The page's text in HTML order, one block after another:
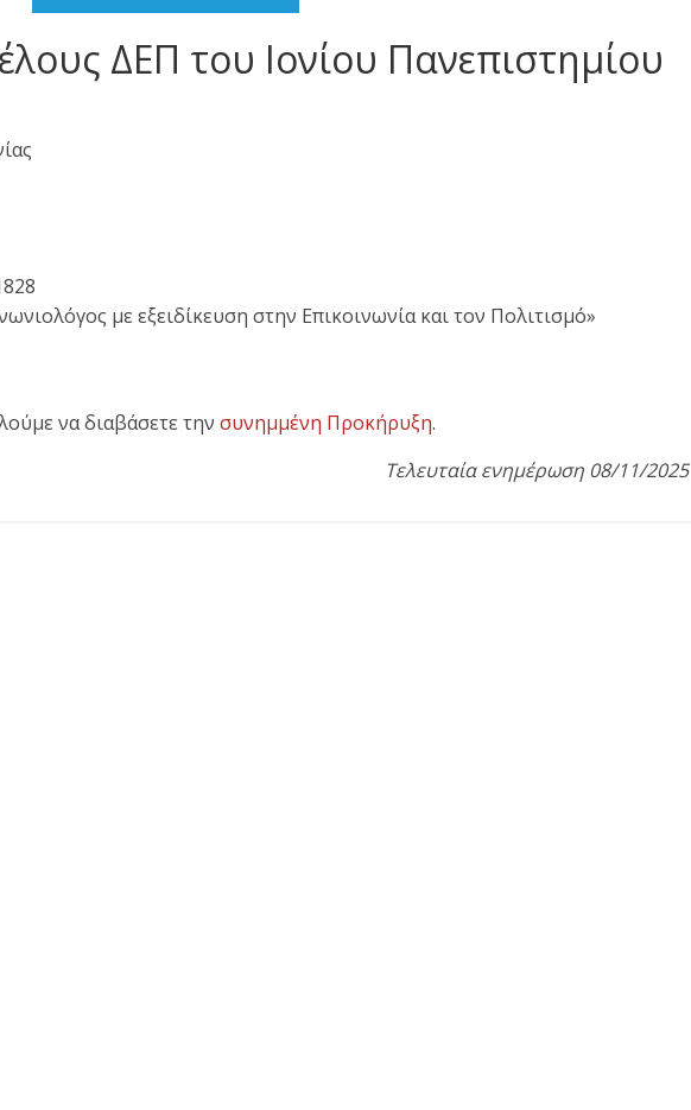
ΔΕΠ του Ιονίου Πανεπιστημίου
με εξειδίκευση στην Επικοινωνία και τον Πολιτισμό»
να διαβάσετε την συνημμένη Προκήρυξη.
Τελευταία ενημέρωση 08/11/2025